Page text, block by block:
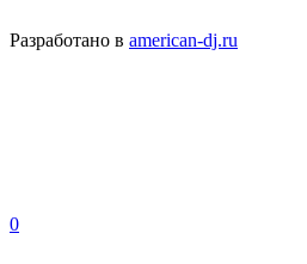
Разработано в american-dj.ru
0